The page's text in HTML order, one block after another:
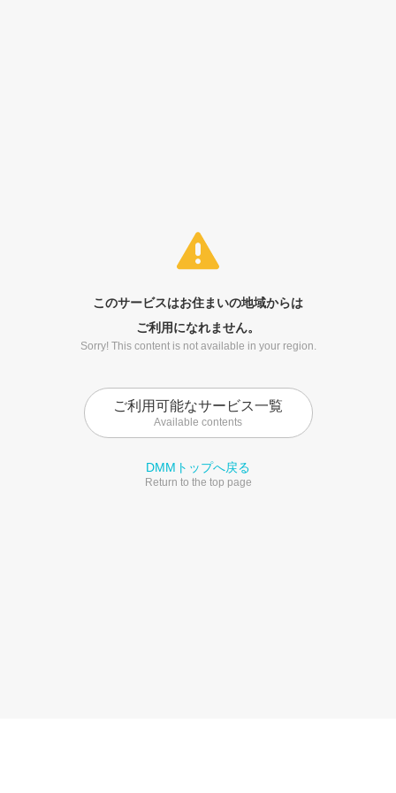
このサービスはお住まいの地域からは
ご利用になれません。
Sorry! This content is not available in your region.
ご利用可能なサービス一覧
Available contents
DMMトップへ戻る
Return to the top page